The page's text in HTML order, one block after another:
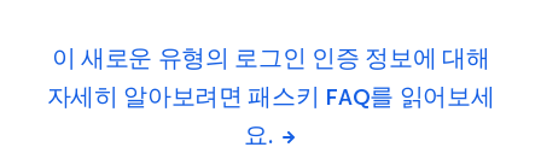
이 새로운 유형의 로그인 인증 정보에 대해
자세히 알아보려면 패스키 FAQ를 읽어보세
요.